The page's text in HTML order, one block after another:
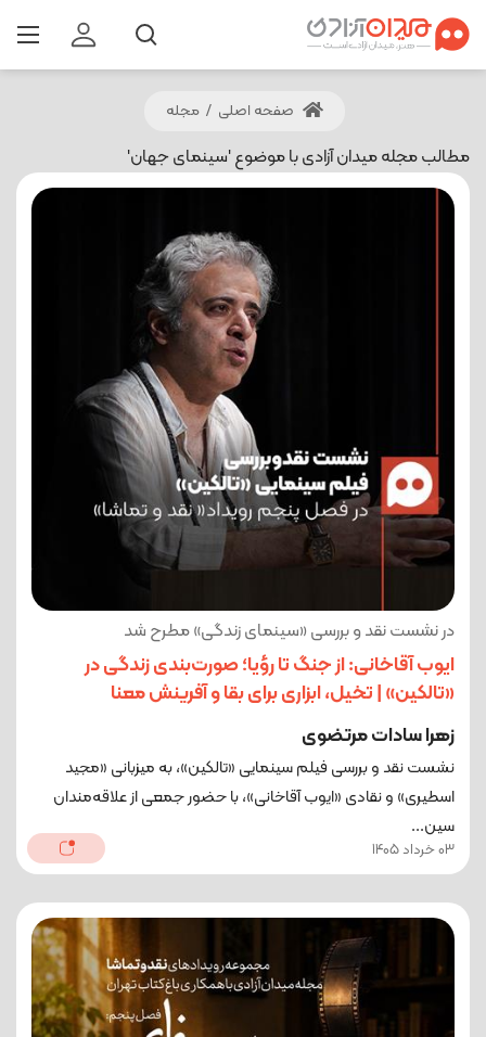
صفحه اصلی / مجله
مطالب مجله میدان آزادی با موضوع 'سینمای جهان'
در نشست نقد و بررسی «سینمای زندگی» مطرح شد
ایوب آقاخانی: از جنگ تا رؤیا؛ صورت‌بندی زندگی در
«تالکین» | تخیل، ابزاری برای بقا و آفرینش معنا
زهرا سادات مرتضوی
نشست نقد و بررسی فیلم سینمایی «تالکین»، به میزبانی «مجید
اسطیری» و نقادی «ایوب آقاخانی»، با حضور جمعی از علاقه‌مندان
سین...
03 خرداد 1405